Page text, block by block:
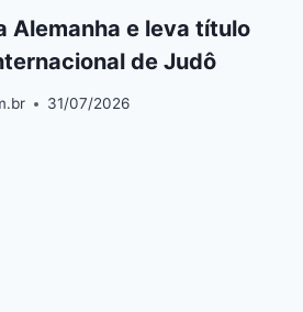
Alemanha e leva título
de Judô
31/07/2026